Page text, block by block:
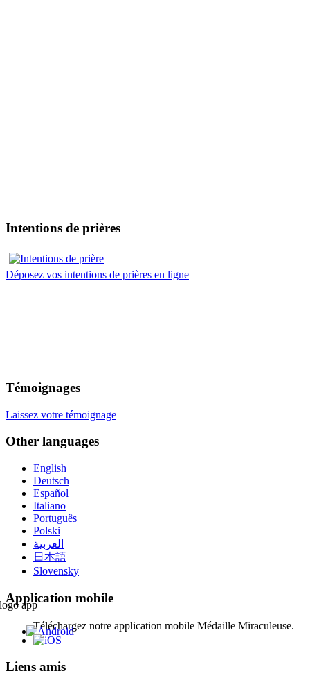
Intentions de prières
Déposez vos intentions de prières en ligne
Témoignages
Laissez votre témoignage
Other languages
English
Deutsch
Español
Italiano
Português
Polski
العربية
日本語
Slovensky
Application mobile
Téléchargez notre application mobile Médaille Miraculeuse.
Liens amis